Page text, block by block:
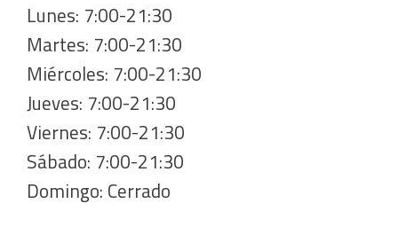
Lunes: 7:00-21:30
Martes: 7:00-21:30
Miércoles: 7:00-21:30
Jueves: 7:00-21:30
Viernes: 7:00-21:30
Sábado: 7:00-21:30
Domingo: Cerrado